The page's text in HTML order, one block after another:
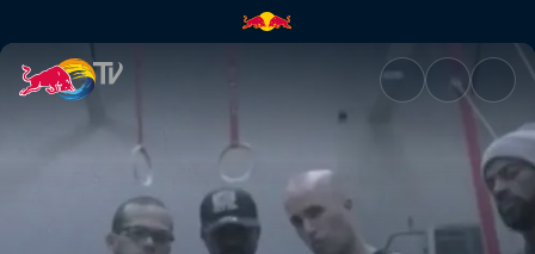
Lilous Crew: Pockemon | Red